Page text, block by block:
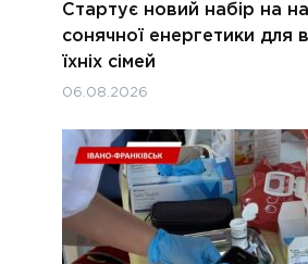
Стартує новий набір на
сонячної енергетики для
їхніх сімей
06.08.2026